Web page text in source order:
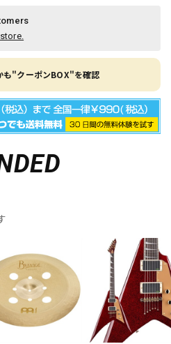
も"クーポンBOX"を確認